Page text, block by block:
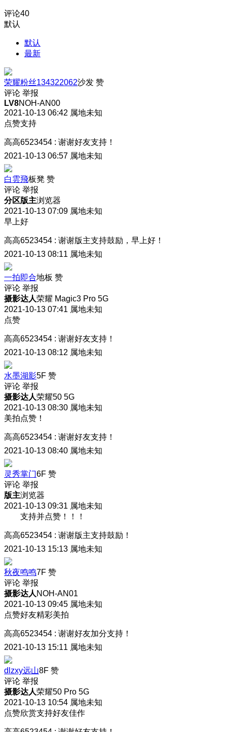
评论40
默认
默认
最新
荣耀粉丝134322062沙发 赞
评论 举报
LV8NOH-AN00
2021-10-13 06:42 属地未知
点赞支持
高高6523454 : 谢谢好友支持！
2021-10-13 06:57 属地未知
白雲飛板凳 赞
评论 举报
分区版主浏览器
2021-10-13 07:09 属地未知
早上好
高高6523454 : 谢谢版主支持鼓励，早上好！
2021-10-13 08:11 属地未知
一拍即合地板 赞
评论 举报
摄影达人荣耀 Magic3 Pro 5G
2021-10-13 07:41 属地未知
点赞
高高6523454 : 谢谢好友支持！
2021-10-13 08:12 属地未知
水墨湖影5F 赞
评论 举报
摄影达人荣耀50 5G
2021-10-13 08:30 属地未知
美拍点赞！
高高6523454 : 谢谢好友支持！
2021-10-13 08:40 属地未知
灵秀掌门6F 赞
评论 举报
版主浏览器
2021-10-13 09:31 属地未知
支持并点赞！！！
高高6523454 : 谢谢版主支持鼓励！
2021-10-13 15:13 属地未知
秋夜鸣鸣7F 赞
评论 举报
摄影达人 NOH-AN01
2021-10-13 09:45 属地未知
点赞好友精彩美拍
高高6523454 : 谢谢好友加分支持！
2021-10-13 15:11 属地未知
dlzxy远山8F 赞
评论 举报
摄影达人荣耀50 Pro 5G
2021-10-13 10:54 属地未知
点赞欣赏支持好友佳作